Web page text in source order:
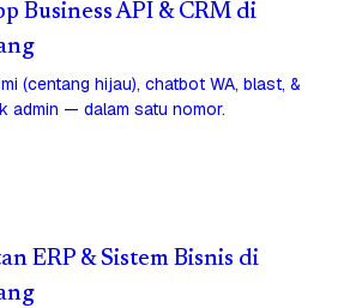
Business API & CRM di
(centang hijau), chatbot WA, blast, &
admin — dalam satu nomor.
ERP & Sistem Bisnis di